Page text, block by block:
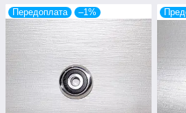
Передоплата –1%